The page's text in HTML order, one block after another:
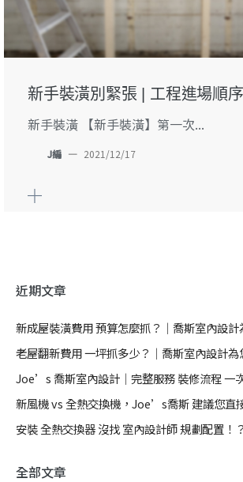
新手裝潢別緊張 | 工程進場順
新手裝潢 【新手裝潢】第一次...
J編 — 2021/12/17
近期文章
新成屋裝潢費用 預算怎麼抓？｜喬斯室內設計
老屋翻新費用 一坪抓多少？｜喬斯室內設計為
Joe’s 喬斯室內設計｜完整服務 裝修流程 一
新風機 vs 全熱交換機，Joe’s喬斯 建議您直
安裝 全熱交換器 沒找 室內設計師 規劃配置！？
全部文章